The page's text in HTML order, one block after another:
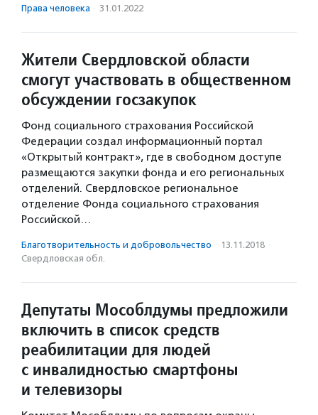
Права человека · 31.01.2022
Жители Свердловской области
смогут участвовать в общественном
обсуждении госзакупок
Фонд социального страхования Российской
Федерации создал информационный портал
«Открытый контракт», где в свободном доступе
размещаются закупки фонда и его региональных
отделений. Свердловское региональное
отделение Фонда социального страхования
Российской…
Благотвори­тель­ность и доброволь­чест­во · 13.11.2018 ·
Свердловская обл.
Депутаты Мособлдумы предложили
включить в список средств
реабилитации для людей
с инвалидностью смартфоны
и телевизоры